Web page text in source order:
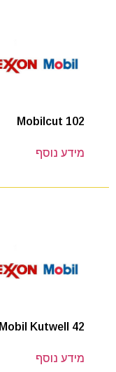
Mobilcut 102
מידע נוסף
Mobil Kutwell 42
מידע נוסף